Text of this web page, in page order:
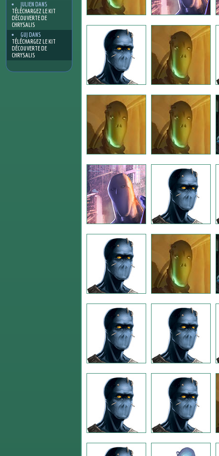
JULIEN DANS
TÉLÉCHARGEZ LE KIT
DÉCOUVERTE DE
CHRYSALIS
GUJ DANS
TÉLÉCHARGEZ LE KIT
DÉCOUVERTE DE
CHRYSALIS